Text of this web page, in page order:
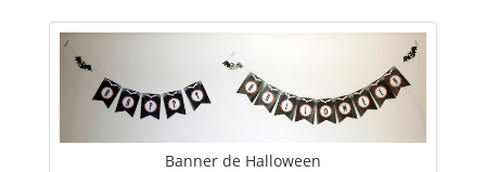
Banner de Halloween